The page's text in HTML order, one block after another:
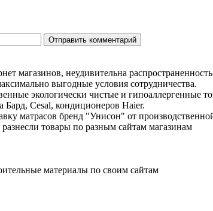
магазинов, неудивительна
выгодные условия сотрудничества.
экологически чистые и
Бард, Cesal, кондиционеров Haier.
матрасов бренд "Унисон" от
товары по разным сайтам магазинам
материалы по своим сайтам